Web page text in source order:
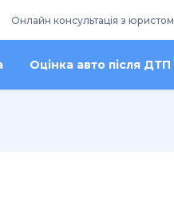
Онлайн консультація з юристом
Оцінка авто після ДТП